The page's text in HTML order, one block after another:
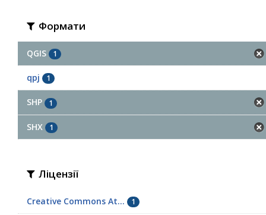
Формати
QGIS 1
qpj 1
SHP 1
SHX 1
Ліцензії
Creative Commons At... 1